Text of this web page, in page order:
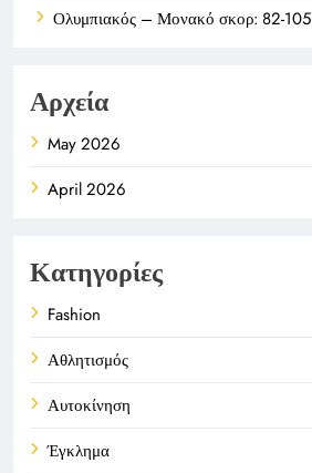
Ολυμπιακός – Μονακό σκορ: 82-105
Αρχεία
May 2026
April 2026
Κατηγορίες
Fashion
Αθλητισμός
Αυτοκίνηση
Έγκλημα